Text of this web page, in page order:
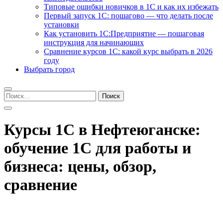
Типовые ошибки новичков в 1С и как их избежать
Первый запуск 1С: пошагово — что делать после
установки
Как установить 1С:Предприятие — пошаговая
инструкция для начинающих
Сравнение курсов 1С: какой курс выбрать в 2026
году
Выбрать город
Найти:
Курсы 1С в Нефтеюганске:
обучение 1С для работы и
бизнеса: цены, обзор,
сравнение